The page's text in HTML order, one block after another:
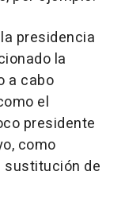
presidencia
la
a cabo
el
presidente
como
sustitución de